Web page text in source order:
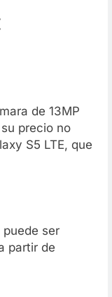
Chile, Argentina,
de
clip de
de 13MP
precio no
S5 LTE, que
ser
partir de